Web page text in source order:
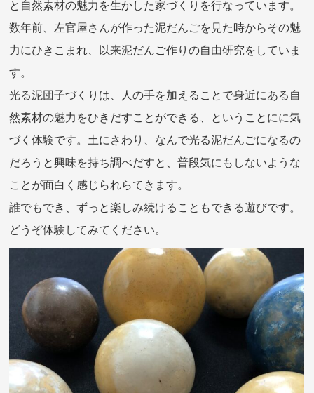
と自然素材の魅力を生かした家づくりを行なっています。
数年前、左官屋さんが作った泥だんごを見た時からその魅
力にひきこまれ、以来泥だんご作りの自由研究をしていま
す。
光る泥団子づくりは、人の手を加えることで身近にある自
然素材の魅力をひきだすことができる、ということにに気
づく体験です。土にさわり、なんで光る泥だんごになるの
だろうと興味を持ち調べだすと、普段気にもしないような
ことが面白く感じられらてきます。
誰でもでき、ずっと楽しみ続けることもできる遊びです。
どうぞ体験してみてください。